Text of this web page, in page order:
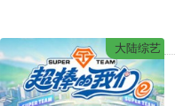
大陆综艺